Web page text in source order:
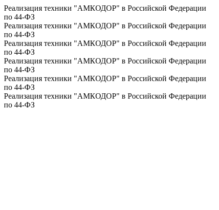
Реализация техники "АМКОДОР" в Российской Федерации
по 44-ФЗ
Реализация техники "АМКОДОР" в Российской Федерации
по 44-ФЗ
Реализация техники "АМКОДОР" в Российской Федерации
по 44-ФЗ
Реализация техники "АМКОДОР" в Российской Федерации
по 44-ФЗ
Реализация техники "АМКОДОР" в Российской Федерации
по 44-ФЗ
Реализация техники "АМКОДОР" в Российской Федерации
по 44-ФЗ